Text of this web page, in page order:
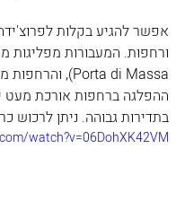
אפשר להגיע בקלות
ההפלגה ברחפות אורכת מעט
בתדירות גבוהה. ניתן לרכוש
watch?v=06DohXK42VM